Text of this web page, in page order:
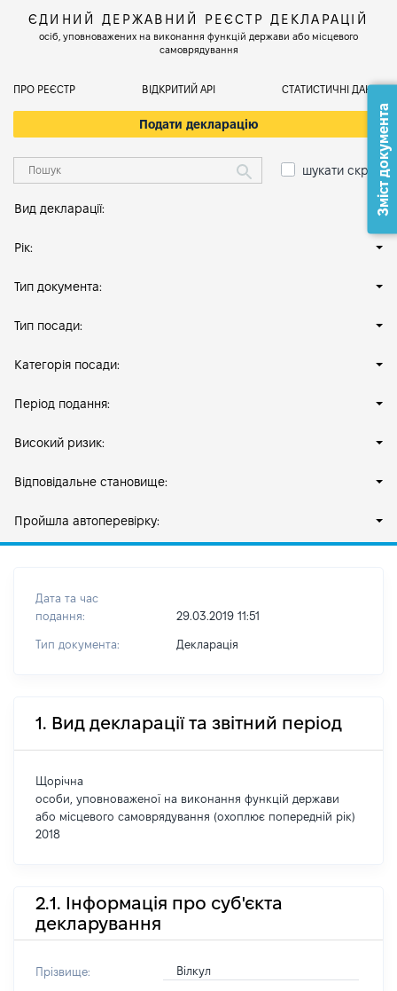
ЄДИНИЙ ДЕРЖАВНИЙ РЕЄСТР ДЕКЛАРАЦІЙ
осіб, уповноважених на виконання функцій держави або місцевого
самоврядування
ПРО РЕЄСТР ВІДКРИТИЙ АРІ СТАТИСТИЧНІ ДАНІ
Подати декларацію
шукати скрізь
Вид декларації:
Рік:
Тип документа:
Тип посади:
Категорія посади:
Період подання:
Високий ризик:
Відповідальне становище:
Пройшла автоперевірку:
Дата та час
подання:
29.03.2019 11:51
Тип документа: Декларація
1. Вид декларації та звітний період
Щорічна
особи, уповноваженої на виконання функцій держави
або місцевого самоврядування (охоплює попередній рік)
2018
2.1. Інформація про суб'єкта
декларування
Прізвище: Вілкул
Зміст документа